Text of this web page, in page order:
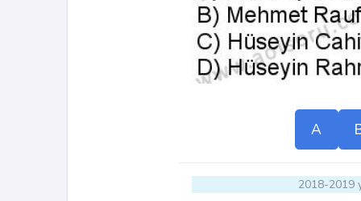
A
2018-2019